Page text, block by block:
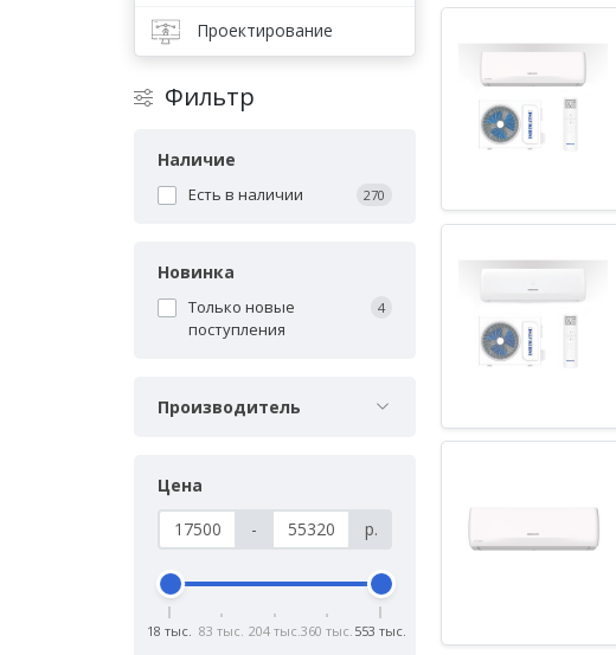
Проектирование
Фильтр
Наличие
Есть в наличии 270
Новинка
Только новые
поступления
4
Производитель
Цена
-
р.
18 тыс. 83 тыс. 204 тыс. 360 тыс. 553 тыс.